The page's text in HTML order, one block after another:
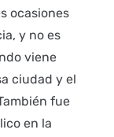
ocasiones
y no es
viene
ciudad y el
fue
en la